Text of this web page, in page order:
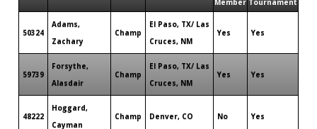
50324
Adams,
Zachary
Champ
El Paso, TX/ Las
Cruces, NM
Yes Yes
59739
Forsythe,
Alasdair
Champ
El Paso, TX/ Las
Cruces, NM
Yes Yes
48222
Hoggard,
Cayman
Champ Denver, CO No Yes